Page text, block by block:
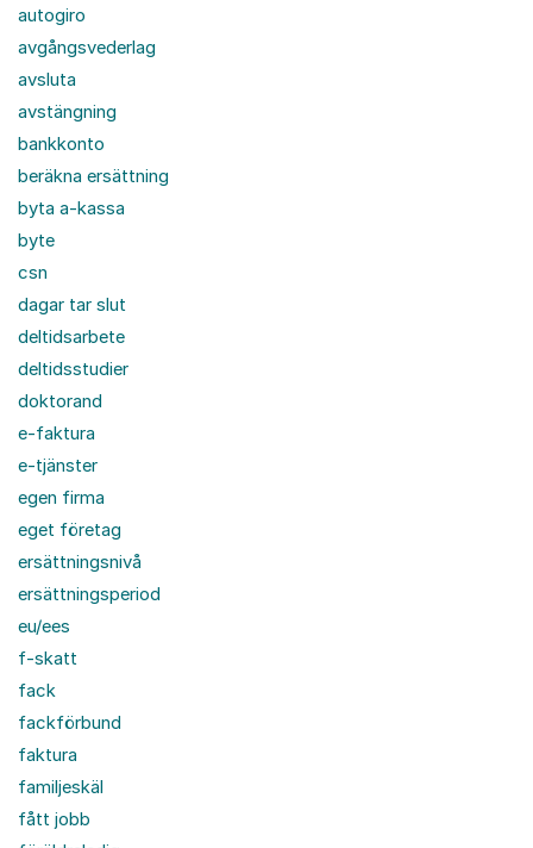
autogiro
avgångsvederlag
avsluta
avstängning
bankkonto
beräkna ersättning
byta a-kassa
byte
csn
dagar tar slut
deltidsarbete
deltidsstudier
doktorand
e-faktura
e-tjänster
egen firma
eget företag
ersättningsnivå
ersättningsperiod
eu/ees
f-skatt
fack
fackförbund
faktura
familjeskäl
fått jobb